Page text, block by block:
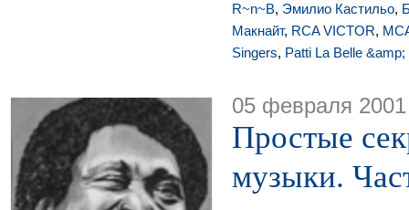
R~n~B, Эмилио Кастильо,
Макнайт, RCA VICTOR,
Singers, Patti La Belle
05 февраля 2001
Простые
музыки.